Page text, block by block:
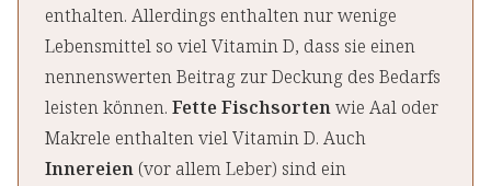
enthalten. Allerdings enthalten nur wenige
Lebensmittel so viel Vitamin D, dass sie einen
nennenswerten Beitrag zur Deckung des Bedarfs
leisten können. Fette Fischsortenwie Aal oder
Makrele enthalten viel Vitamin D. Auch
Innereien (vor allem Leber) sind ein